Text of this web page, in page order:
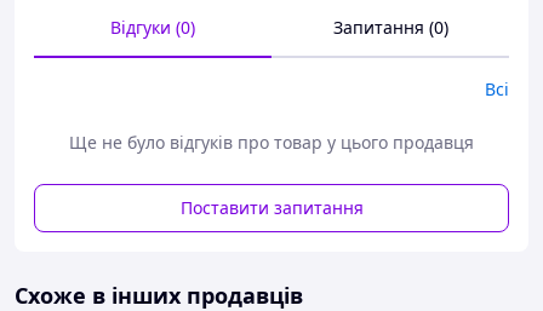
антицелюлітним ефектомвід фірми Top Beauty:
Відгуки (0) Запитання (0)
Всі
Ще не було відгуків про товар у цього продавця
Поставити запитання
Схоже в інших продавців